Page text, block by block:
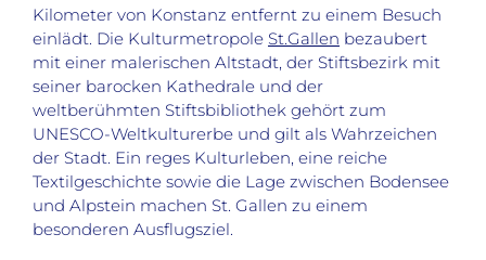
Kilometer von Konstanz entfernt zu einem Besuch
einlädt. Die Kulturmetropole St.Gallen bezaubert
mit einer malerischen Altstadt, der Stiftsbezirk mit
seiner barocken Kathedrale und der
weltberühmten Stiftsbibliothek gehört zum
UNESCO-Weltkulturerbe und gilt als Wahrzeichen
der Stadt. Ein reges Kulturleben, eine reiche
Textilgeschichte sowie die Lage zwischen Bodensee
und Alpstein machen St. Gallen zu einem
besonderen Ausflugsziel.